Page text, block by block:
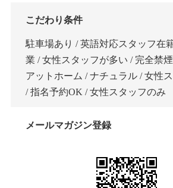
こだわり条件
駐車場あり / 英語対応スタッフ在
業 / 女性スタッフが多い / 完全禁
アットホーム / ナチュラル / 女性
/ 指名予約OK / 女性スタッフのみ
メールマガジン登録